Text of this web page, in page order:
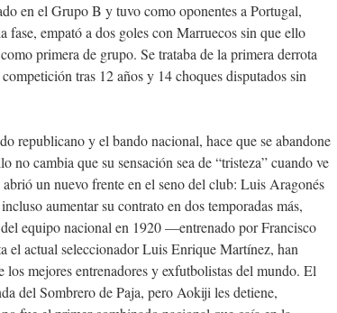
en el Grupo B y tuvo como oponentes a Portugal,
empató a dos goles con Marruecos sin que ello
primera de grupo. Se trataba de la primera derrota
tras 12 años y 14 choques disputados sin
republicano y el bando nacional, hace que se abandone
cambia que su sensación sea de “tristeza” cuando ve
un nuevo frente en el seno del club: Luis Aragonés
aumentar su contrato en dos temporadas más,
equipo nacional en 1920 —entrenado por Francisco
actual seleccionador Luis Enrique Martínez, han
mejores entrenadores y exfutbolistas del mundo. El
del Sombrero de Paja, pero Aokiji les detiene,